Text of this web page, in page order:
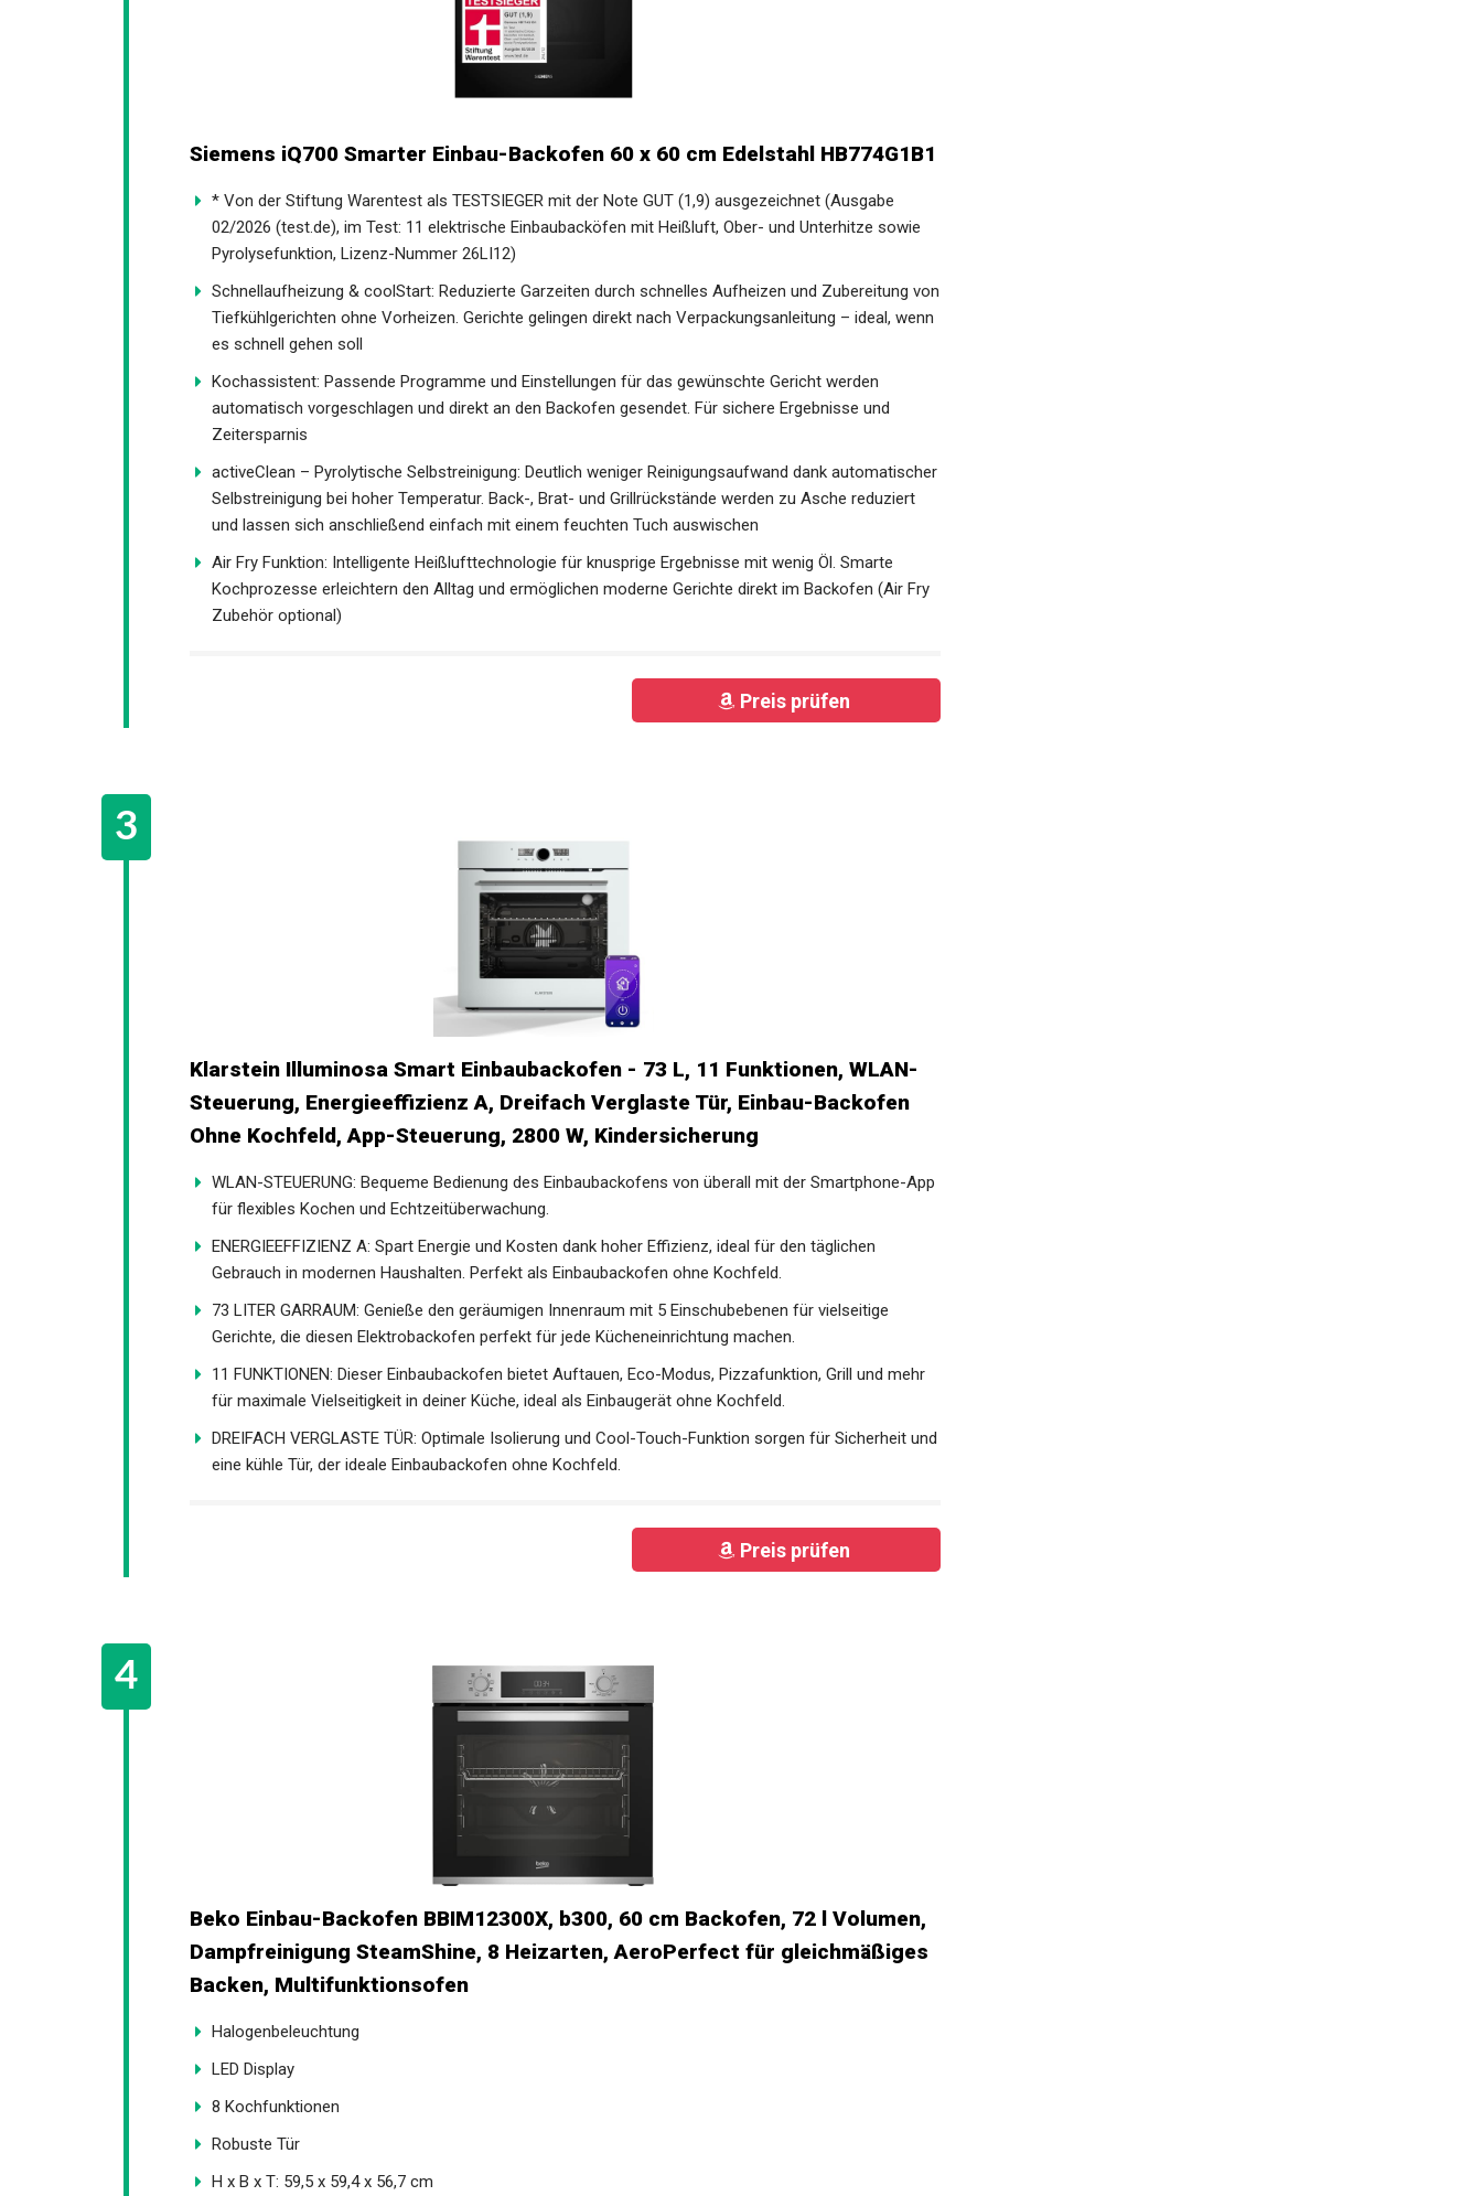
Siemens iQ700 Smarter Einbau-Backofen 60 x 60 cm Edelstahl HB774G1B1
* Von der Stiftung Warentest als TESTSIEGER mit der Note GUT (1,9) ausgezeichnet (Ausgabe
02/2026 (test.de), im Test: 11 elektrische Einbaubacköfen mit Heißluft, Ober- und Unterhitze sowie
Pyrolysefunktion, Lizenz-Nummer 26LI12)
Schnellaufheizung & coolStart: Reduzierte Garzeiten durch schnelles Aufheizen und Zubereitung von
Tiefkühlgerichten ohne Vorheizen. Gerichte gelingen direkt nach Verpackungsanleitung – ideal, wenn
es schnell gehen soll
Kochassistent: Passende Programme und Einstellungen für das gewünschte Gericht werden
automatisch vorgeschlagen und direkt an den Backofen gesendet. Für sichere Ergebnisse und
Zeitersparnis
activeClean – Pyrolytische Selbstreinigung: Deutlich weniger Reinigungsaufwand dank automatischer
Selbstreinigung bei hoher Temperatur. Back-, Brat- und Grillrückstände werden zu Asche reduziert
und lassen sich anschließend einfach mit einem feuchten Tuch auswischen
Air Fry Funktion: Intelligente Heißlufttechnologie für knusprige Ergebnisse mit wenig Öl. Smarte
Kochprozesse erleichtern den Alltag und ermöglichen moderne Gerichte direkt im Backofen (Air Fry
Zubehör optional)
Preis prüfen
Klarstein Illuminosa Smart Einbaubackofen - 73 L, 11 Funktionen, WLAN-
Steuerung, Energieeffizienz A, Dreifach Verglaste Tür, Einbau-Backofen
Ohne Kochfeld, App-Steuerung, 2800 W, Kindersicherung
WLAN-STEUERUNG: Bequeme Bedienung des Einbaubackofens von überall mit der Smartphone-App
für flexibles Kochen und Echtzeitüberwachung.
ENERGIEEFFIZIENZ A: Spart Energie und Kosten dank hoher Effizienz, ideal für den täglichen
Gebrauch in modernen Haushalten. Perfekt als Einbaubackofen ohne Kochfeld.
73 LITER GARRAUM: Genieße den geräumigen Innenraum mit 5 Einschubebenen für vielseitige
Gerichte, die diesen Elektrobackofen perfekt für jede Kücheneinrichtung machen.
11 FUNKTIONEN: Dieser Einbaubackofen bietet Auftauen, Eco-Modus, Pizzafunktion, Grill und mehr
für maximale Vielseitigkeit in deiner Küche, ideal als Einbaugerät ohne Kochfeld.
DREIFACH VERGLASTE TÜR: Optimale Isolierung und Cool-Touch-Funktion sorgen für Sicherheit und
eine kühle Tür, der ideale Einbaubackofen ohne Kochfeld.
Preis prüfen
Beko Einbau-Backofen BBIM12300X, b300, 60 cm Backofen, 72 l Volumen,
Dampfreinigung SteamShine, 8 Heizarten, AeroPerfect für gleichmäßiges
Backen, Multifunktionsofen
Halogenbeleuchtung
LED Display
8 Kochfunktionen
Robuste Tür
H x B x T: 59,5 x 59,4 x 56,7 cm